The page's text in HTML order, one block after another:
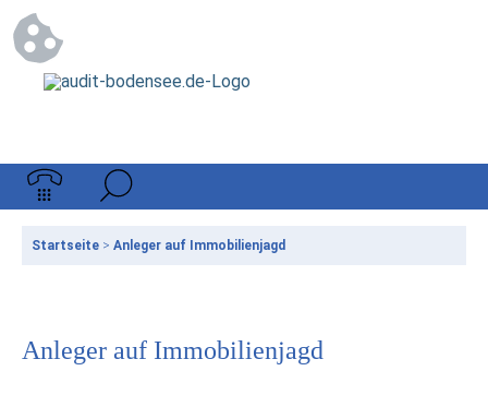
Startseite > Anleger auf Immobilienjagd
Anleger auf Immobilienjagd